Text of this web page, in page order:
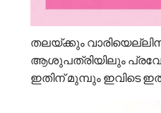
തലയ്ക്കും
ആശുപത്രിയിലും
ഇതിന് മുമ്പും ഇവിടെ